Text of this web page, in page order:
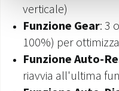
verticale)
Funzione Gear: 3
100%) per
Funzione Auto-
riavvia all'ultima